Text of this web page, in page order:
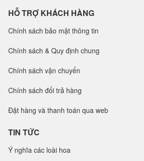
HỖ TRỢ KHÁCH HÀNG
Chính sách bảo mật thông tin
Chính sách & Quy định chung
Chính sách vận chuyển
Chính sách đổi trả hàng
Đặt hàng và thanh toán qua web
TIN TỨC
Ý nghĩa các loài hoa